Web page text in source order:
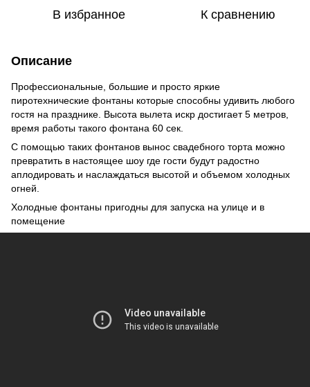
В избранное К сравнению
Описание
Профессиональные, большие и просто яркие
пиротехнические фонтаны которые способны удивить любого
гостя на празднике. Высота вылета искр достигает 5 метров,
время работы такого фонтана 60 сек.
С помощью таких фонтанов вынос свадебного торта можно
превратить в настоящее шоу где гости будут радостно
аплодировать и наслаждаться высотой и объемом холодных
огней.
Холодные фонтаны пригодны для запуска на улице и в
помещение